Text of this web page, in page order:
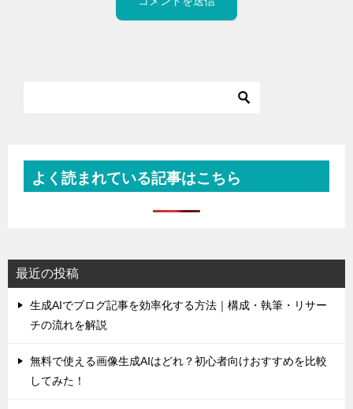
よく読まれている記事はこちら
最近の投稿
生成AIでブログ記事を効率化する方法｜構成・執筆・リサー
チの流れを解説
無料で使える画像生成AIはどれ？初心者向けおすすめを比較
してみた！